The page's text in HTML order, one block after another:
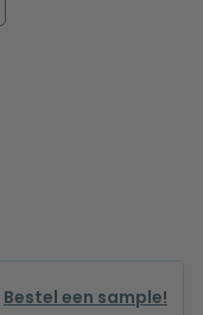
Bestel een sample!